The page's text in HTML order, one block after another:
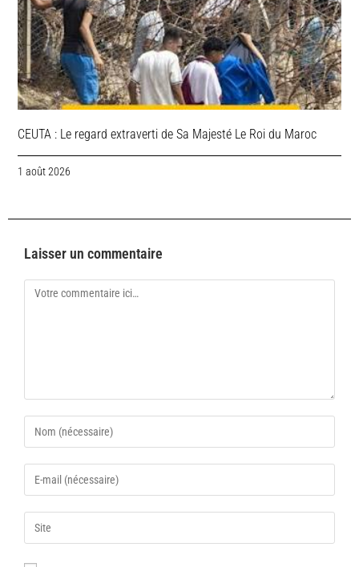
CEUTA : Le regard extraverti de Sa Majesté Le Roi du Maroc
1 août 2026
Laisser un commentaire